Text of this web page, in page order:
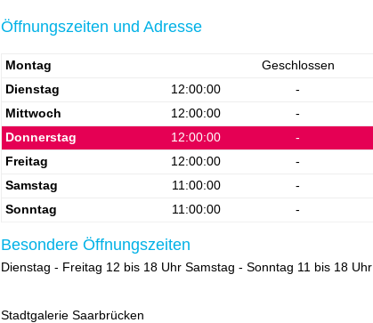
Öffnungszeiten und Adresse
Montag
Geschlossen
Dienstag
12:00:00 -
Mittwoch
12:00:00 -
Donnerstag
12:00:00 -
Freitag
12:00:00 -
Samstag
11:00:00 -
Sonntag
11:00:00 -
Besondere Öffnungszeiten
Dienstag - Freitag 12 bis 18 Uhr Samstag - Sonntag 11 bis 18 Uhr
Stadtgalerie Saarbrücken